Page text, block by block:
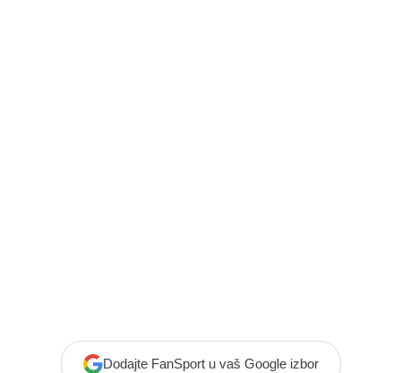
Dodajte FanSport u vaš Google izbor